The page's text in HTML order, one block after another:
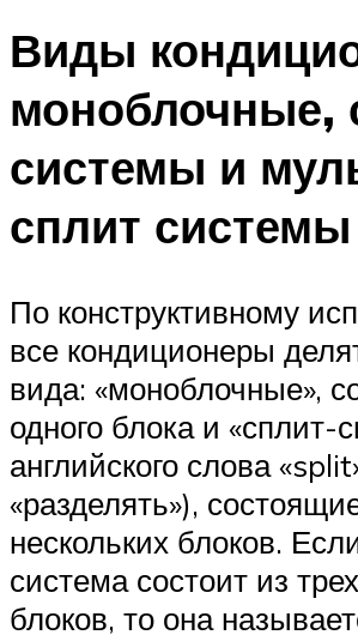
Виды
моноблочные,
системы и
сплит системы
По конструктивному
все кондиционеры
вида: «моноблочные»,
одного блока и «сплит-
английского слова
«разделять»),
нескольких блоков.
система состоит из
блоков, то она